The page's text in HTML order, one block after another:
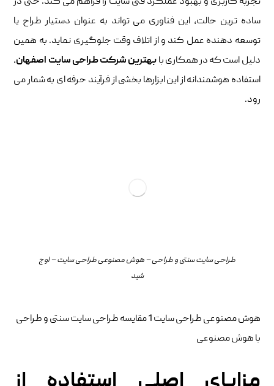
ساده ترین حالت، این فناوری می تواند به عنوان دستیار طراح یا
توسعه دهنده عمل کند و از اتلاف وقت جلوگیری نماید. به همین
دلیل است که در همکاری بابهترین شرکت طراحی سایت اصفهان،
استفاده هوشمندانه از این ابزارها بخشی از فرآیند حرفه ای به شمار می
رود.
طراحی سایت سنتی و طراحی – هوش مصنوعی طراحی سایت – اوج
شید
هوش مصنوعی طراحی سایت 1 مقایسه طراحی سایت سنتی و طراحی
با هوش مصنوعی